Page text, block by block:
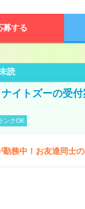
募する
読
イトズーの受付
ンクOK
務中！お友達同士